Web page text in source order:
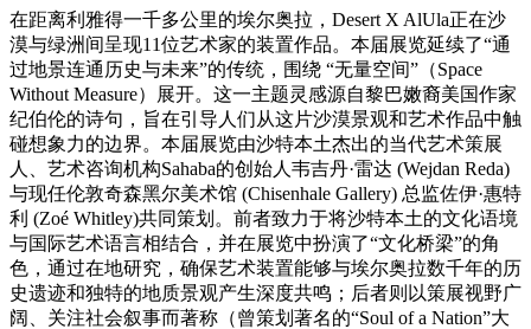
在距离利雅得一千多公里的埃尔奥拉，Desert X AlUla正在沙
漠与绿洲间呈现11位艺术家的装置作品。本届展览延续了“通
过地景连通历史与未来”的传统，围绕 “无量空间”（Space
Without Measure）展开。这一主题灵感源自黎巴嫩裔美国作家
纪伯伦的诗句，旨在引导人们从这片沙漠景观和艺术作品中触
碰想象力的边界。本届展览由沙特本土杰出的当代艺术策展
人、艺术咨询机构Sahaba的创始人韦吉丹·雷达 (Wejdan Reda)
与现任伦敦奇森黑尔美术馆 (Chisenhale Gallery) 总监佐伊·惠特
利 (Zoé Whitley)共同策划。前者致力于将沙特本土的文化语境
与国际艺术语言相结合，并在展览中扮演了“文化桥梁”的角
色，通过在地研究，确保艺术装置能够与埃尔奥拉数千年的历
史遗迹和独特的地质景观产生深度共鸣；后者则以策展视野广
阔、关注社会叙事而著称（曾策划著名的“Soul of a Nation”大